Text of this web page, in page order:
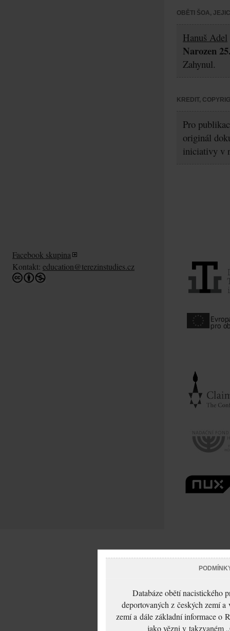
OBĚTI ŠOA,
Hanuš Adel
Narozen
Zahynul.
KREDIT,
Pro
originál
iniciativy v
Facebook skupina
Kontakt: education@terezinstudies.cz
Databáze obětí nacistického
deportovaných z českých zemí
zemí a dále základní informace o
jako vězni v takzvaném